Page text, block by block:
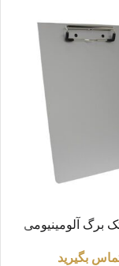
برگ آلومینیومی
بگیرید